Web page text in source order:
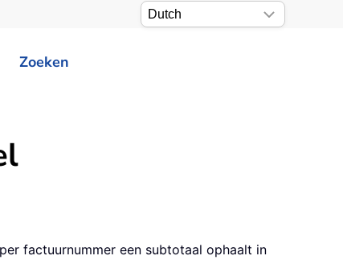
Zoeken
factuurnummer een subtotaal ophaalt in